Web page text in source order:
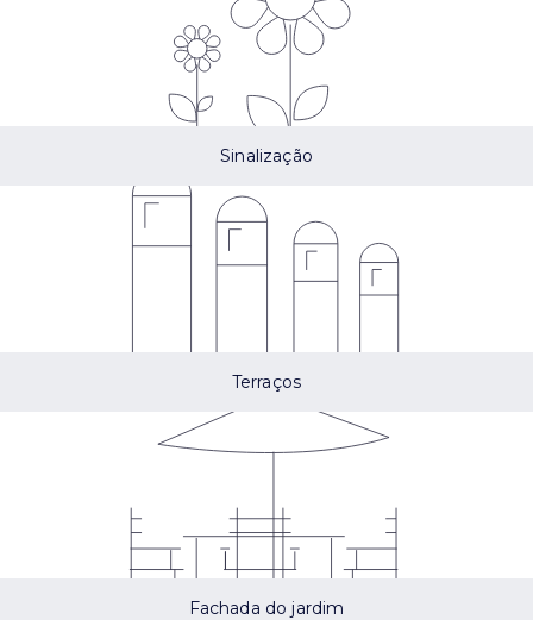
Sinalização
Terraços
Fachada do jardim